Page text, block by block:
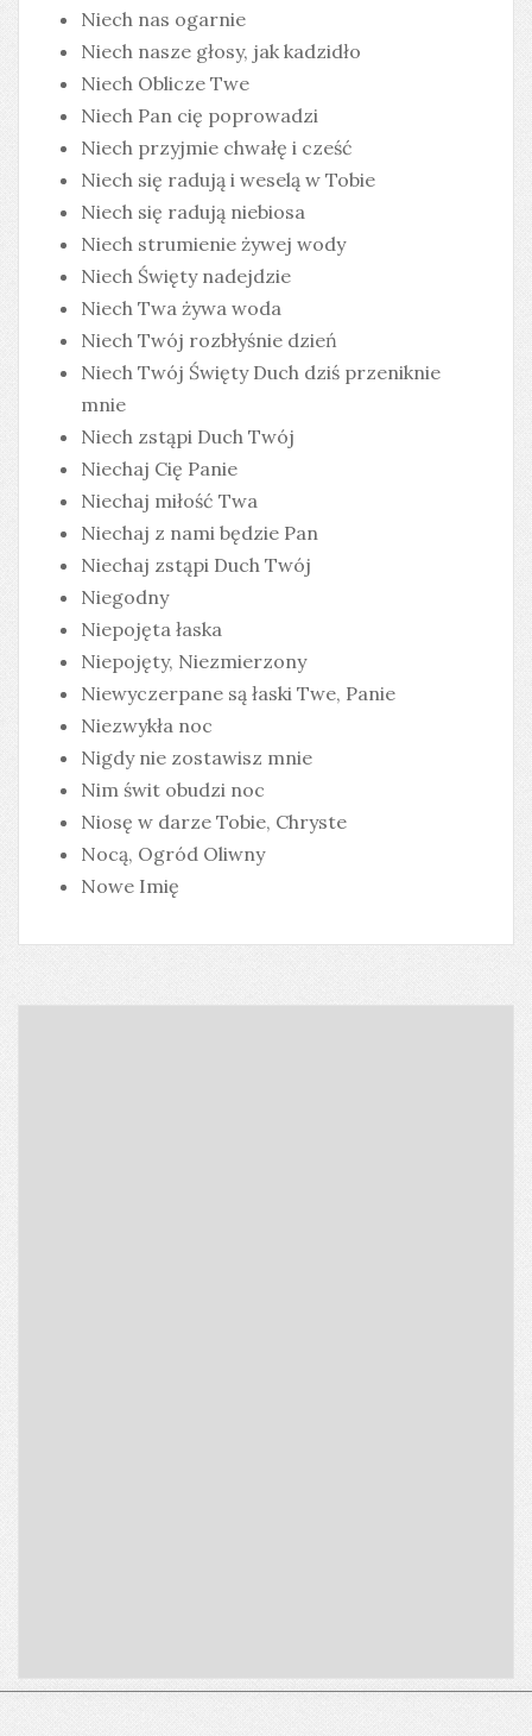
Niech nas ogarnie
Niech nasze głosy, jak kadzidło
Niech Oblicze Twe
Niech Pan cię poprowadzi
Niech przyjmie chwałę i cześć
Niech się radują i weselą w Tobie
Niech się radują niebiosa
Niech strumienie żywej wody
Niech Święty nadejdzie
Niech Twa żywa woda
Niech Twój rozbłyśnie dzień
Niech Twój Święty Duch dziś przeniknie
mnie
Niech zstąpi Duch Twój
Niechaj Cię Panie
Niechaj miłość Twa
Niechaj z nami będzie Pan
Niechaj zstąpi Duch Twój
Niegodny
Niepojęta łaska
Niepojęty, Niezmierzony
Niewyczerpane są łaski Twe, Panie
Niezwykła noc
Nigdy nie zostawisz mnie
Nim świt obudzi noc
Niosę w darze Tobie, Chryste
Nocą, Ogród Oliwny
Nowe Imię